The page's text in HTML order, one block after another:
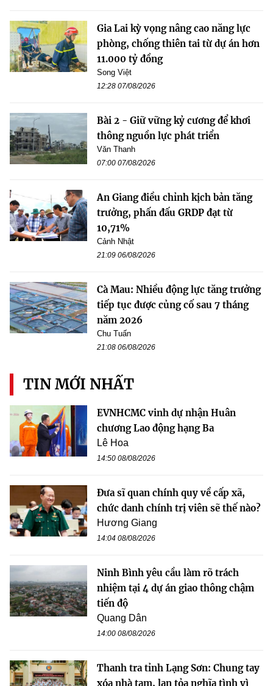
Gia Lai kỳ vọng nâng cao năng lực
phòng, chống thiên tai từ dự án hơn
11.000 tỷ đồng
Song Việt
12:28 07/08/2026
Bài 2 - Giữ vững kỷ cương để khơi
thông nguồn lực phát triển
Văn Thanh
07:00 07/08/2026
An Giang điều chỉnh kịch bản tăng
trưởng, phấn đấu GRDP đạt từ
10,71%
Cảnh Nhật
21:09 06/08/2026
Cà Mau: Nhiều động lực tăng trưởng
tiếp tục được củng cố sau 7 tháng
năm 2026
Chu Tuấn
21:08 06/08/2026
TIN MỚI NHẤT
EVNHCMC vinh dự nhận Huân
chương Lao động hạng Ba
Lê Hoa
14:50 08/08/2026
Đưa sĩ quan chính quy về cấp xã,
chức danh chính trị viên sẽ thế nào?
Hương Giang
14:04 08/08/2026
Ninh Bình yêu cầu làm rõ trách
nhiệm tại 4 dự án giao thông chậm
tiến độ
Quang Dân
14:00 08/08/2026
Thanh tra tỉnh Lạng Sơn: Chung tay
xóa nhà tạm, lan tỏa nghĩa tình vì